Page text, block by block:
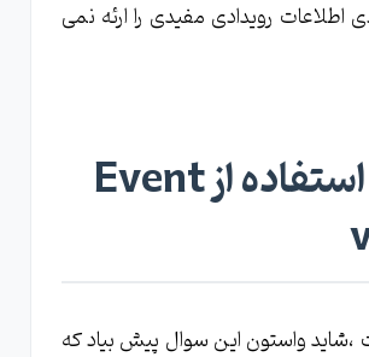
اطلاعات رویدادی مفیدی را ارئه نمی
آموزش استفاده از Event
واستون این سوال پیش بیاد که